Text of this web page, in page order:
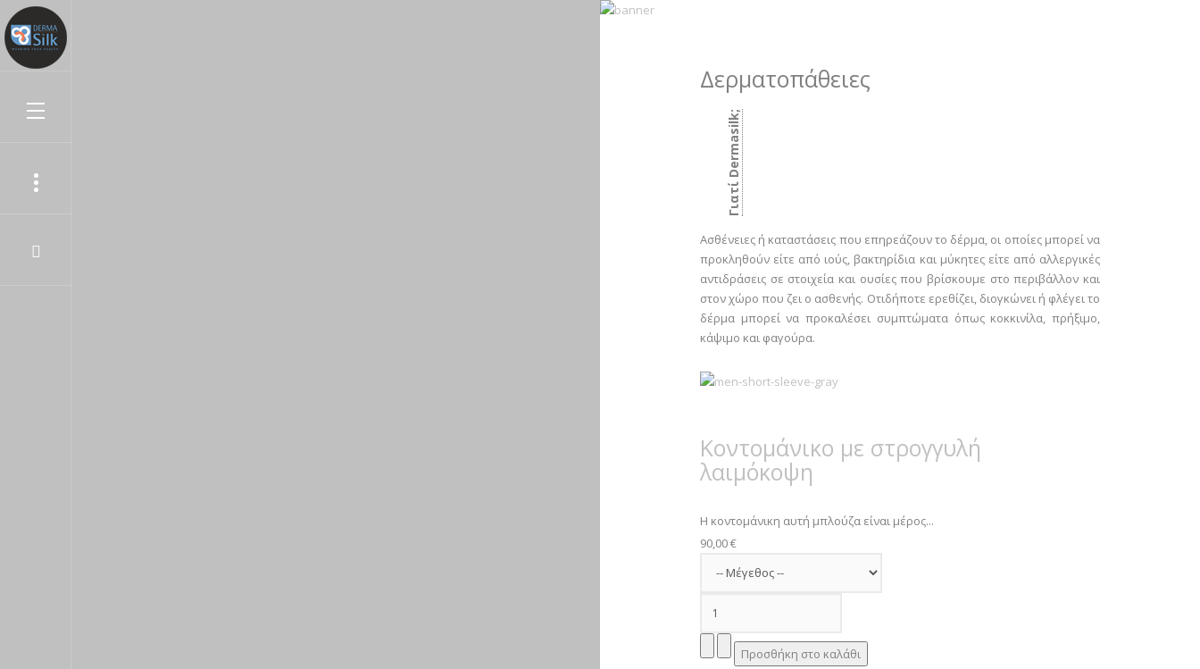
Δερματοπάθειες
Γιατί Dermasilk;
Ασθένειες ή καταστάσεις που επηρεάζουν το δέρμα, οι οποίες μπορεί να
προκληθούν είτε από ιούς, βακτηρίδια και μύκητες είτε από αλλεργικές
αντιδράσεις σε στοιχεία και ουσίες που βρίσκουμε στο περιβάλλον και
στον χώρο που ζει ο ασθενής. Οτιδήποτε ερεθίζει, διογκώνει ή φλέγει το
δέρμα μπορεί να προκαλέσει συμπτώματα όπως κοκκινίλα, πρήξιμο,
κάψιμο και φαγούρα.
Κοντομάνικο με στρογγυλή
λαιμόκοψη
Η κοντομάνικη αυτή μπλούζα είναι μέρος...
90,00 €